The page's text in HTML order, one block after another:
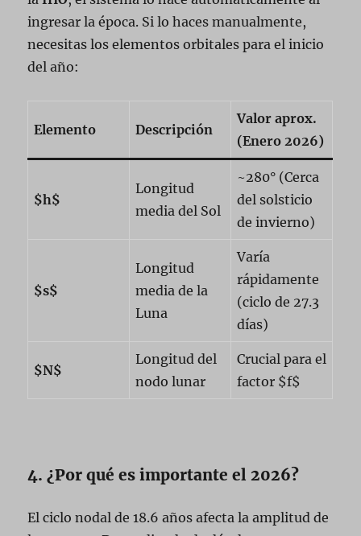
ingresar la época. Si lo haces manualmente,
necesitas los elementos orbitales para el inicio
del año:
Elemento Descripción
Valor aprox.
(Enero 2026)
$h$
Longitud
media del Sol
~280° (Cerca
del solsticio
de invierno)
$s$
Longitud
media de la
Luna
Varía
rápidamente
(ciclo de 27.3
días)
$N$
Longitud del
nodo lunar
Crucial para el
factor $f$
4. ¿Por qué es importante el 2026?
El ciclo nodal de 18.6 años afecta la amplitud de